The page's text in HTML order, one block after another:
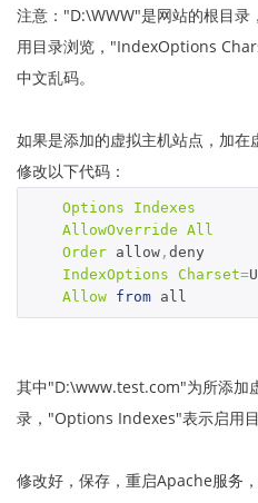
注意："D:\WWW"是网站的根目
用目录浏览，"IndexOptions
中文乱码。
如果是添加的虚拟主机站点，加
修改以下代码：
Options
Indexes
AllowOverride All
Order allow , deny
IndexOptions Charset=
Allow from all
其中"D:\www.test.com"为所添加
录，"Options Indexes"表示启用目
修改好，保存，重启Apache服务